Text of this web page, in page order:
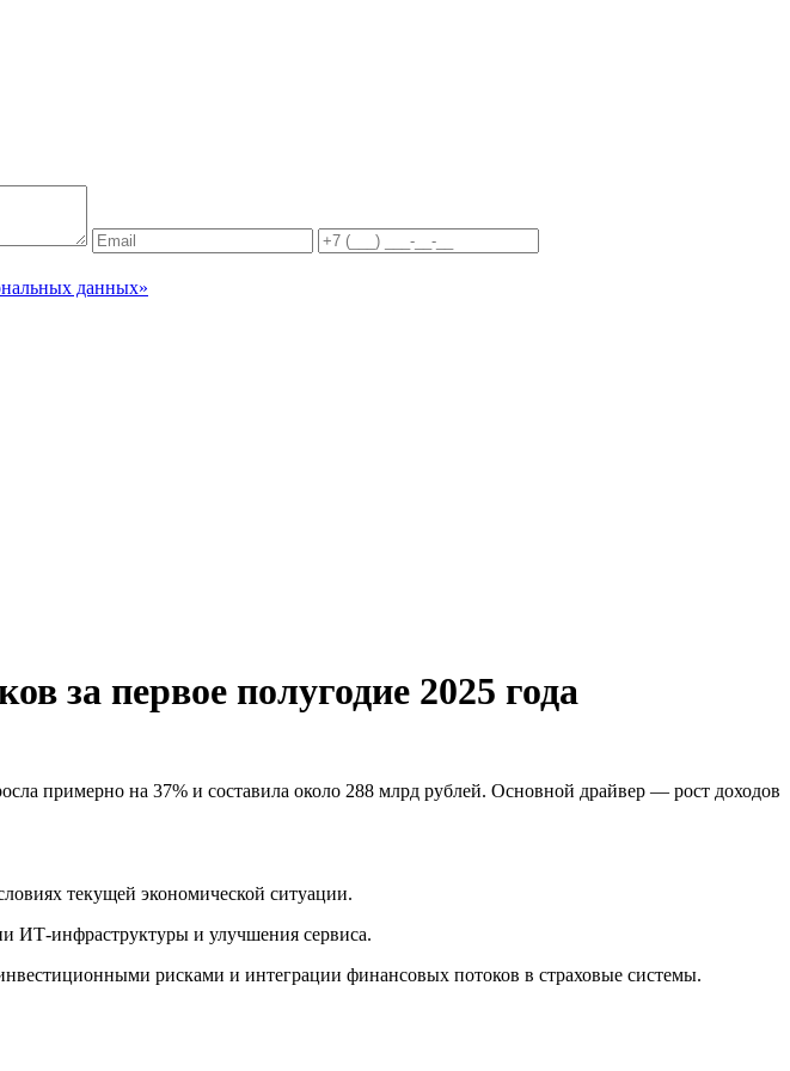
данных»
за первое полугодие 2025 года
примерно на 37% и составила около 288 млрд рублей. Основной драйвер — рост доходов
текущей экономической ситуации.
ИТ‑инфраструктуры и улучшения сервиса.
рисками и интеграции финансовых потоков в страховые системы.